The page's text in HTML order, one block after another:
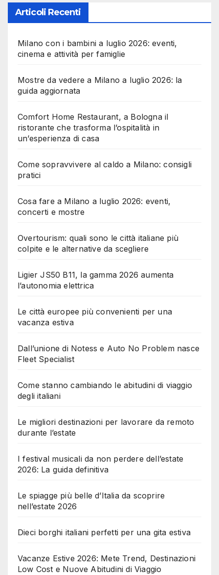
Articoli Recenti
Milano con i bambini a luglio 2026: eventi,
cinema e attività per famiglie
Mostre da vedere a Milano a luglio 2026: la
guida aggiornata
Comfort Home Restaurant, a Bologna il
ristorante che trasforma l’ospitalità in
un’esperienza di casa
Come sopravvivere al caldo a Milano: consigli
pratici
Cosa fare a Milano a luglio 2026: eventi,
concerti e mostre
Overtourism: quali sono le città italiane più
colpite e le alternative da scegliere
Ligier JS50 B11, la gamma 2026 aumenta
l’autonomia elettrica
Le città europee più convenienti per una
vacanza estiva
Dall’unione di Notess e Auto No Problem nasce
Fleet Specialist
Come stanno cambiando le abitudini di viaggio
degli italiani
Le migliori destinazioni per lavorare da remoto
durante l’estate
I festival musicali da non perdere dell’estate
2026: La guida definitiva
Le spiagge più belle d’Italia da scoprire
nell’estate 2026
Dieci borghi italiani perfetti per una gita estiva
Vacanze Estive 2026: Mete Trend, Destinazioni
Low Cost e Nuove Abitudini di Viaggio